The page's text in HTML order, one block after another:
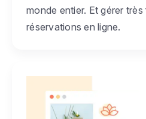
monde entier. Et gérer
réservations en ligne.